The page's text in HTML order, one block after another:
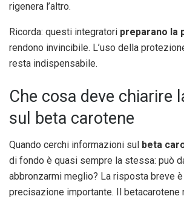
rigenera l’altro.
Ricorda: questi integratori preparano la
rendono invincibile. L’uso della
resta indispensabile.
Che cosa deve chiarire
sul beta carotene
Quando cerchi informazioni sul beta
di fondo è quasi sempre la stessa: può
abbronzarmi meglio? La risposta breve è
precisazione importante. Il betacarotene